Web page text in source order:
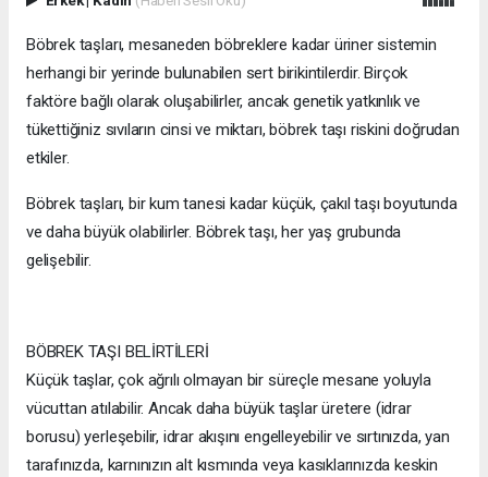
Böbrek taşları, mesaneden böbreklere kadar üriner sistemin
herhangi bir yerinde bulunabilen sert birikintilerdir. Birçok
faktöre bağlı olarak oluşabilirler, ancak genetik yatkınlık ve
tükettiğiniz sıvıların cinsi ve miktarı, böbrek taşı riskini doğrudan
etkiler.
Böbrek taşları, bir kum tanesi kadar küçük, çakıl taşı boyutunda
ve daha büyük olabilirler. Böbrek taşı, her yaş grubunda
gelişebilir.
BÖBREK TAŞI BELİRTİLERİ
Küçük taşlar, çok ağrılı olmayan bir süreçle mesane yoluyla
vücuttan atılabilir. Ancak daha büyük taşlar üretere (idrar
borusu) yerleşebilir, idrar akışını engelleyebilir ve sırtınızda, yan
tarafınızda, karnınızın alt kısmında veya kasıklarınızda keskin